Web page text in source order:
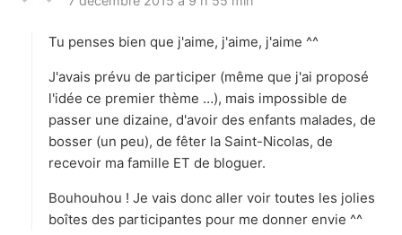
:
Tu penses bien que j'aime, j'aime, j'aime ^^
J'avais prévu de participer (même que j'ai proposé
l'idée ce premier thème …), mais impossible de
passer une dizaine, d'avoir des enfants malades, de
bosser (un peu), de fêter la Saint-Nicolas, de
recevoir ma famille ET de bloguer.
Bouhouhou ! Je vais donc aller voir toutes les jolies
boîtes des participantes pour me donner envie ^^